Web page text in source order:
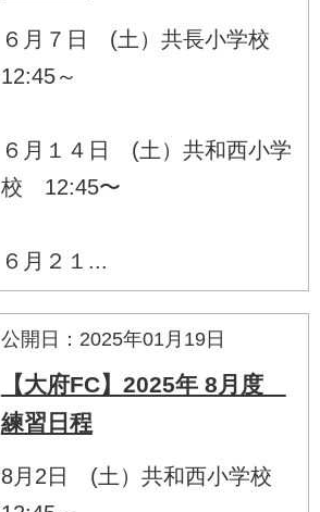
６月７日 (土）共長小学校
12:45～
６月１４日 (土）共和西小学
校 12:45〜
６月２１...
公開日：2025年01月19日
【大府FC】2025年 8月度
練習日程
8月2日 (土）共和西小学校